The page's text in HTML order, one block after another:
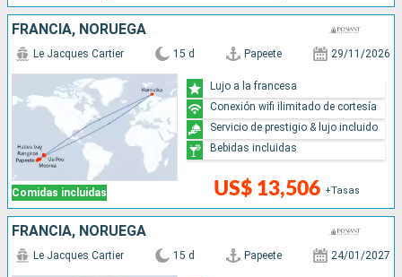
FRANCIA, NORUEGA
Comidas incluidas
Le Jacques Cartier 15 d Papeete 29/11/2026
US$ 13,506 +Tasas
Lujo a la francesa
Conexión wifi ilimitado de cortesía
Servicio de prestigio & lujo incluido
Bebidas incluidas
FRANCIA, NORUEGA
Le Jacques Cartier 15 d Papeete 24/01/2027